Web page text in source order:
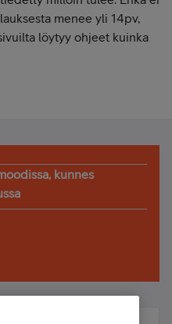
menee yli 14pv,
löytyy ohjeet kuinka
kunnes